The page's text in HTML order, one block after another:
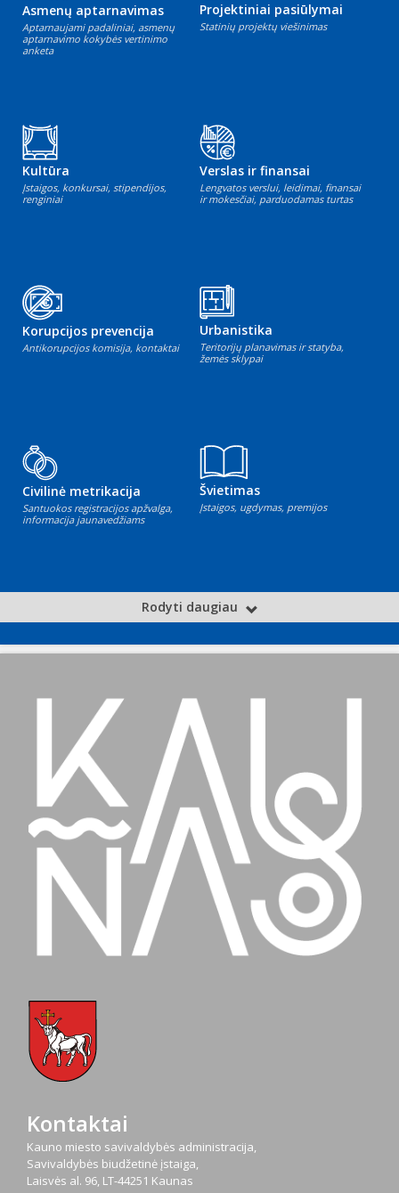
Asmenų aptarnavimas
Aptarnaujami padaliniai, asmenų
aptarnavimo kokybės vertinimo
anketa
Projektiniai pasiūlymai
Statinių projektų viešinimas
Kultūra
Įstaigos, konkursai, stipendijos,
renginiai
Verslas ir finansai
Lengvatos verslui, leidimai, finansai
ir mokesčiai, parduodamas turtas
Korupcijos prevencija
Antikorupcijos komisija, kontaktai
Urbanistika
Teritorijų planavimas ir statyba,
žemės sklypai
Civilinė metrikacija
Santuokos registracijos apžvalga,
informacija jaunavedžiams
Švietimas
Įstaigos, ugdymas, premijos
Rodyti daugiau
Kontaktai
Kauno miesto savivaldybės administracija,
Savivaldybės biudžetinė įstaiga,
Laisvės al. 96, LT-44251 Kaunas